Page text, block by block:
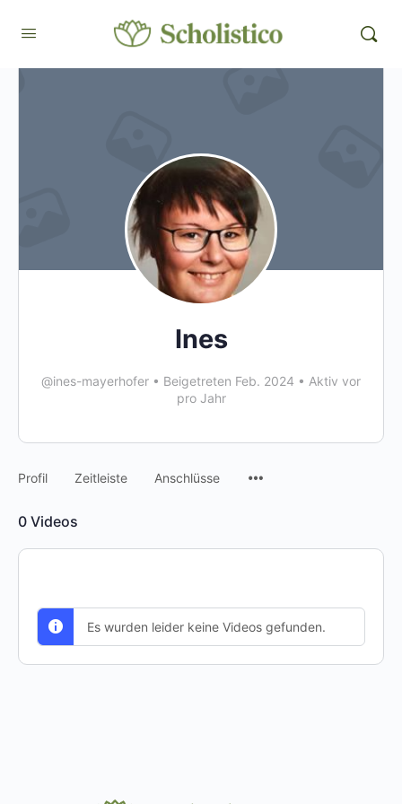
Ines
@ines-mayerhofer • Beigetreten Feb. 2024 • Aktiv vor
pro Jahr
Profil Zeitleiste Anschlüsse
0 Videos
Es wurden leider keine Videos gefunden.